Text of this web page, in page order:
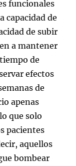
funcionales
capacidad de
de subir
a mantener
de
efectos
de
apenas
que solo
pacientes
aquellos
bombear